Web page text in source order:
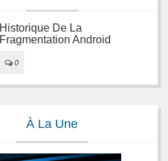
Historique De La
Fragmentation Android
0
À La Une